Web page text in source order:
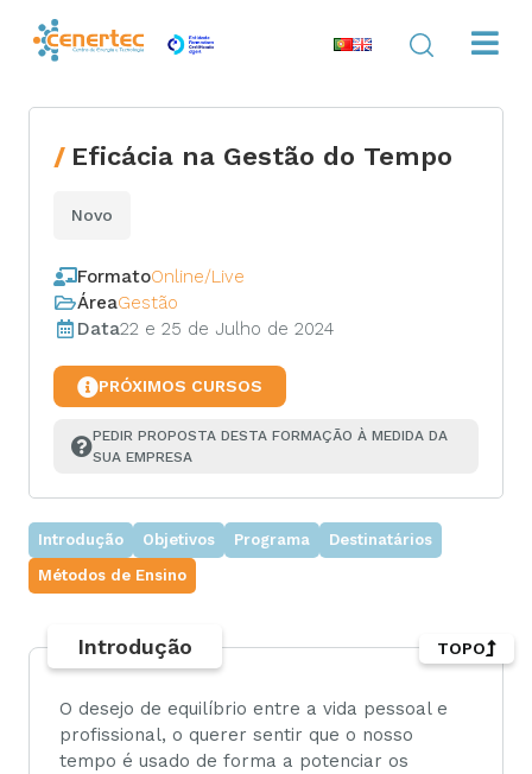
Eficácia na Gestão do Tempo
Novo
FormatoOnline/Live
ÁreaGestão
Data22 e 25 de Julho de 2024
PRÓXIMOS CURSOS
PEDIR PROPOSTA DESTA FORMAÇÃO À MEDIDA DA
SUA EMPRESA
Introdução Objetivos Programa
Destinatários
Métodos de Ensino
Introdução
O desejo de equilíbrio entre a vida pessoal e
profissional, o querer sentir que o nosso
tempo é usado de forma a potenciar os
TOPO